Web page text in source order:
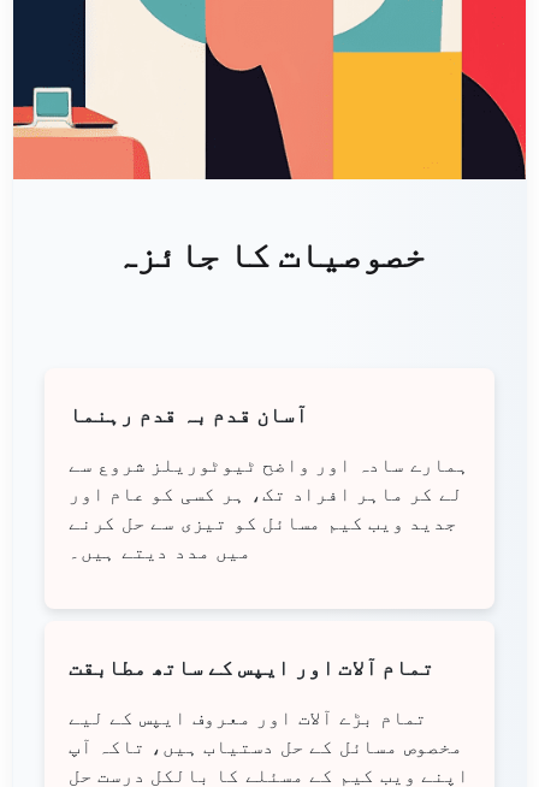
خصوصیات کا جائزہ
آسان قدم بہ قدم رہنما
ہمارے سادہ اور واضح ٹیوٹوریلز شروع سے
لے کر ماہر افراد تک، ہر کسی کو عام اور
جدید ویب کیم مسائل کو تیزی سے حل کرنے
میں مدد دیتے ہیں۔
تمام آلات اور ایپس کے ساتھ مطابقت
تمام بڑے آلات اور معروف ایپس کے لیے
مخصوص مسائل کے حل دستیاب ہیں، تاکہ آپ
اپنے ویب کیم کے مسئلے کا بالکل درست حل